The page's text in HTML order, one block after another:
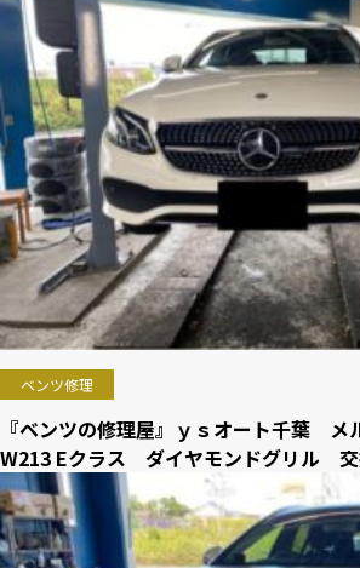
ベンツ修理
『ベンツの修理屋』ｙｓオート千葉 メ
W213 Eクラス ダイヤモンドグリル